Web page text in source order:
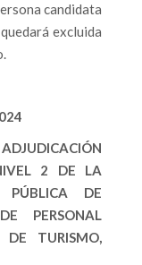
candidata
excluida
2 DE LA
PÚBLICA DE
PERSONAL
DE TURISMO,